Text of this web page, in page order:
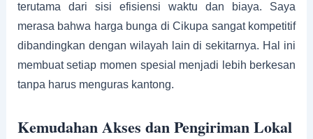
terutama dari sisi efisiensi waktu dan biaya. Saya
merasa bahwa harga bunga di Cikupa sangat kompetitif
dibandingkan dengan wilayah lain di sekitarnya. Hal ini
membuat setiap momen spesial menjadi lebih berkesan
tanpa harus menguras kantong.
Kemudahan Akses dan Pengiriman Lokal